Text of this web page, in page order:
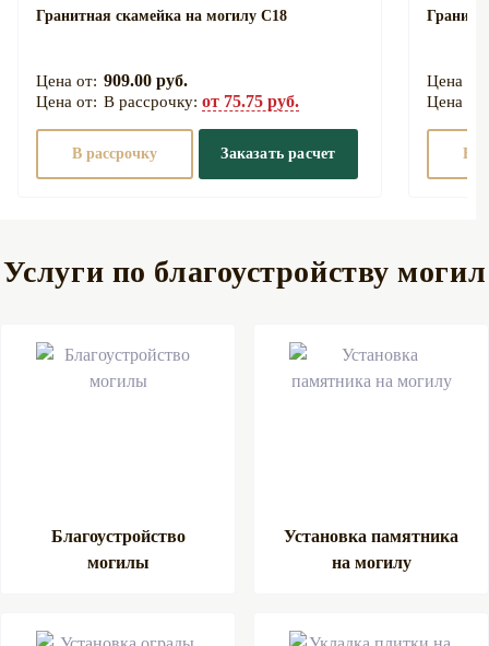
Гранитная скамейка на могилу С18
909.00 руб.
В рассрочку: от 75.75 руб.
В рассрочку Заказать расчет В
Услуги по благоустройству могил
Благоустройство
могилы
Установка памятника
на могилу